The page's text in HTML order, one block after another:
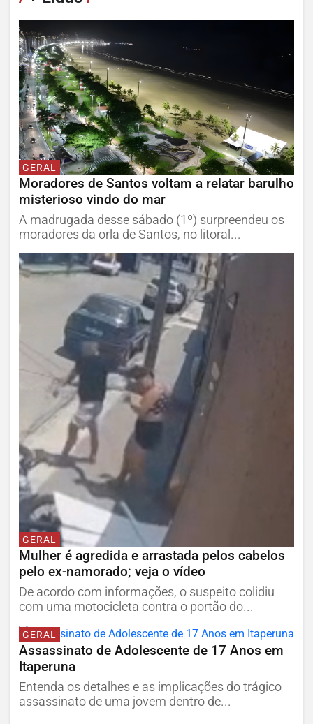
GERAL
Moradores de Santos voltam a relatar barulho
misterioso vindo do mar
A madrugada desse sábado (1º) surpreendeu os
moradores da orla de Santos, no litoral...
GERAL
Mulher é agredida e arrastada pelos cabelos
pelo ex-namorado; veja o vídeo
De acordo com informações, o suspeito colidiu
com uma motocicleta contra o portão do...
GERAL
Assassinato de Adolescente de 17 Anos em
Itaperuna
Entenda os detalhes e as implicações do trágico
assassinato de uma jovem dentro de...